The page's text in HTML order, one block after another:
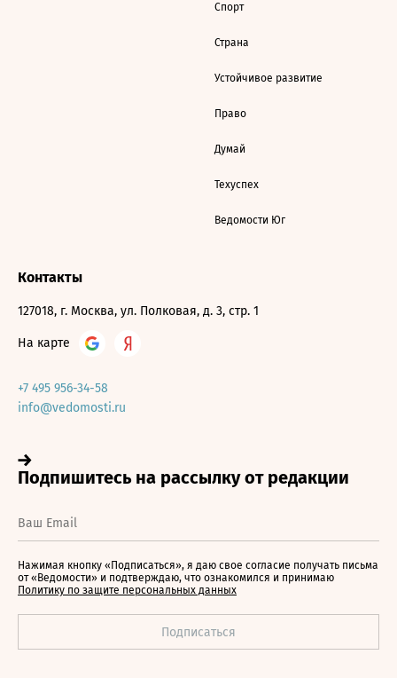
Спорт
Страна
Устойчивое развитие
Право
Думай
Техуспех
Ведомости Юг
Контакты
127018, г. Москва, ул. Полковая, д. 3, стр. 1
На карте
+7 495 956-34-58
info@vedomosti.ru
Нажимая кнопку «Подписаться», я даю свое согласие получать письма
от «Ведомости» и подтверждаю, что ознакомился и принимаю
Политику по защите персональных данных